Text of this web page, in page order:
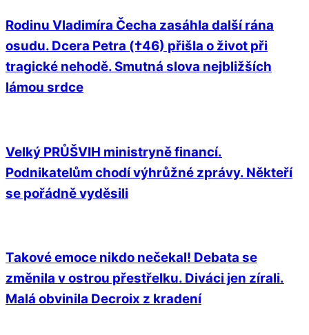
Rodinu Vladimíra Čecha zasáhla další rána
osudu. Dcera Petra (†46) přišla o život při
tragické nehodě. Smutná slova nejbližších
lámou srdce
Velký PRŮŠVIH ministryně financí.
Podnikatelům chodí výhrůžné zprávy. Někteří
se pořádně vyděsili
Takové emoce nikdo nečekal! Debata se
změnila v ostrou přestřelku. Diváci jen zírali.
Malá obvinila Decroix z kradení